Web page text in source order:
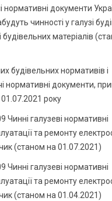
нормативні документи
чинності у галузі
матеріалів
будівельних нормативів і
нормативні документи,
року
Чинні галузеві нормативні
та ремонту
(станом на 01.07.2021)
Чинні галузеві нормативні
та ремонту
(станом на 01.04.2021)